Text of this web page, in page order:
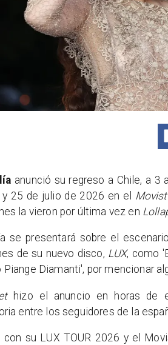
anunció su regreso a Chile, a
25 de julio de 2026 en el
la vieron por última vez en
se presentará sobre el
de su nuevo disco, LUX, como
Piange Diamanti', por mencionar
hizo el anuncio en horas de
entre los seguidores de la
con su LUX TOUR 2026 y el